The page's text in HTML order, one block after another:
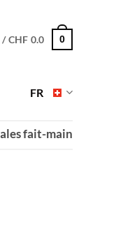
/CHF 0.0 0
FR
fait-main